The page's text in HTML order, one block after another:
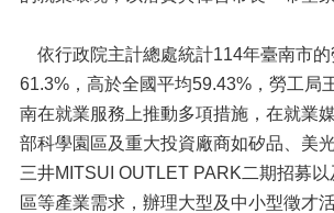
依行政院主計總處統計114年臺南市的
61.3%，高於全國平均59.43%，勞工局
南在就業服務上推動多項措施，在就業
部科學園區及重大投資廠商如矽品、美
三井MITSUI OUTLET PARK二期招募以
區等產業需求，辦理大型及中小型徵才